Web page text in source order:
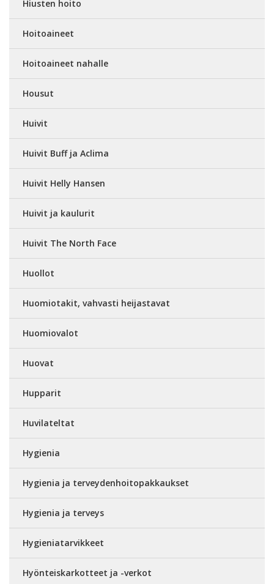
Hiusten hoito
Hoitoaineet
Hoitoaineet nahalle
Housut
Huivit
Huivit Buff ja Aclima
Huivit Helly Hansen
Huivit ja kaulurit
Huivit The North Face
Huollot
Huomiotakit, vahvasti heijastavat
Huomiovalot
Huovat
Hupparit
Huvilateltat
Hygienia
Hygienia ja terveydenhoitopakkaukset
Hygienia ja terveys
Hygieniatarvikkeet
Hyönteiskarkotteet ja -verkot